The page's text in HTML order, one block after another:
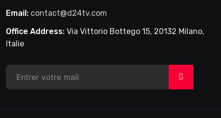
Email: contact@d24tv.com
Office Address: Via Vittorio Bottego 15, 20132 Milano,
Italie
>